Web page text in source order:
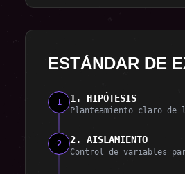
ESTÁNDAR DE
1 1. HIPÓTESIS
Planteamiento claro de
2 2. AISLAMIENTO
Control de variables